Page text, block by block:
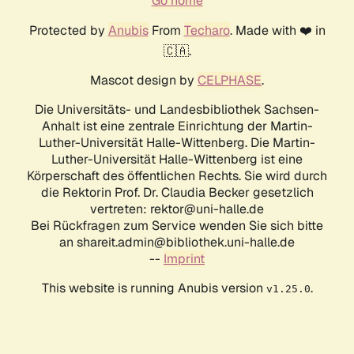
Protected by AnubisFrom Techaro. Made with ❤️ in
🇨🇦.
Mascot design by CELPHASE.
Die Universitäts- und Landesbibliothek Sachsen-
Anhalt ist eine zentrale Einrichtung der Martin-
Luther-Universität Halle-Wittenberg. Die Martin-
Luther-Universität Halle-Wittenberg ist eine
Körperschaft des öffentlichen Rechts. Sie wird durch
die Rektorin Prof. Dr. Claudia Becker gesetzlich
vertreten: rektor@uni-halle.de
Bei Rückfragen zum Service wenden Sie sich bitte
an shareit.admin@bibliothek.uni-halle.de
-- Imprint
This website is running Anubis version v1.25.0.